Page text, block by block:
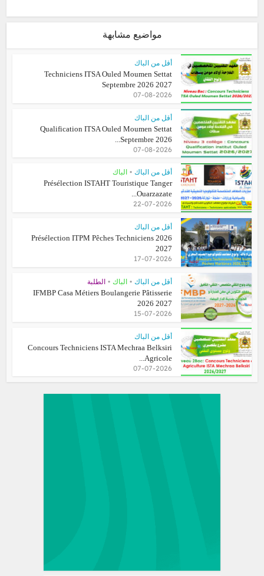
مواضيع مشابهة
أقل من الباك
Techniciens ITSA Ouled Moumen Settat
Septembre 2026 2027
07-08-2026
أقل من الباك
Qualification ITSA Ouled Moumen Settat
Septembre 2026...
07-08-2026
أقل من الباك • الباك
Présélection ISTAHT Touristique Tanger
Ouarzazate...
22-07-2026
أقل من الباك
Présélection ITPM Pêches Techniciens 2026
2027
17-07-2026
أقل من الباك • الباك • الطلبة
IFMBP Casa Métiers Boulangerie Pâtisserie
2026 2027
15-07-2026
أقل من الباك
Concours Techniciens ISTA Mechraa Belksiri
Agricole...
07-07-2026